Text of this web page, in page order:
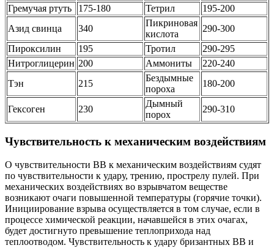
Гремучая ртуть
175-180 Тетрил
195-200
Азид свинца
340
Пикриновая
кислота
290-300
Пироксилин
195 Тротил
290-295
Нитроглицерин 200 Аммониты
220-240
Тэн
215
Бездымные
пороха
180-200
Гексоген 230
Дымный
порох
290-310
Чувствительность к механическим воздействиям
О чувствительности ВВ к механическим воздействиям судят
по чувствительности к удару, трению, прострелу пулей. При
механических воздействиях во взрывчатом веществе
возникают очаги повышенной температуры (горячие точки).
Инициирование взрыва осуществляется в том случае, если в
процессе химической реакции, начавшейся в этих очагах,
будет достигнуто превышение теплоприхода над
теплоотводом. Чувствительность к удару бризантных ВВ и